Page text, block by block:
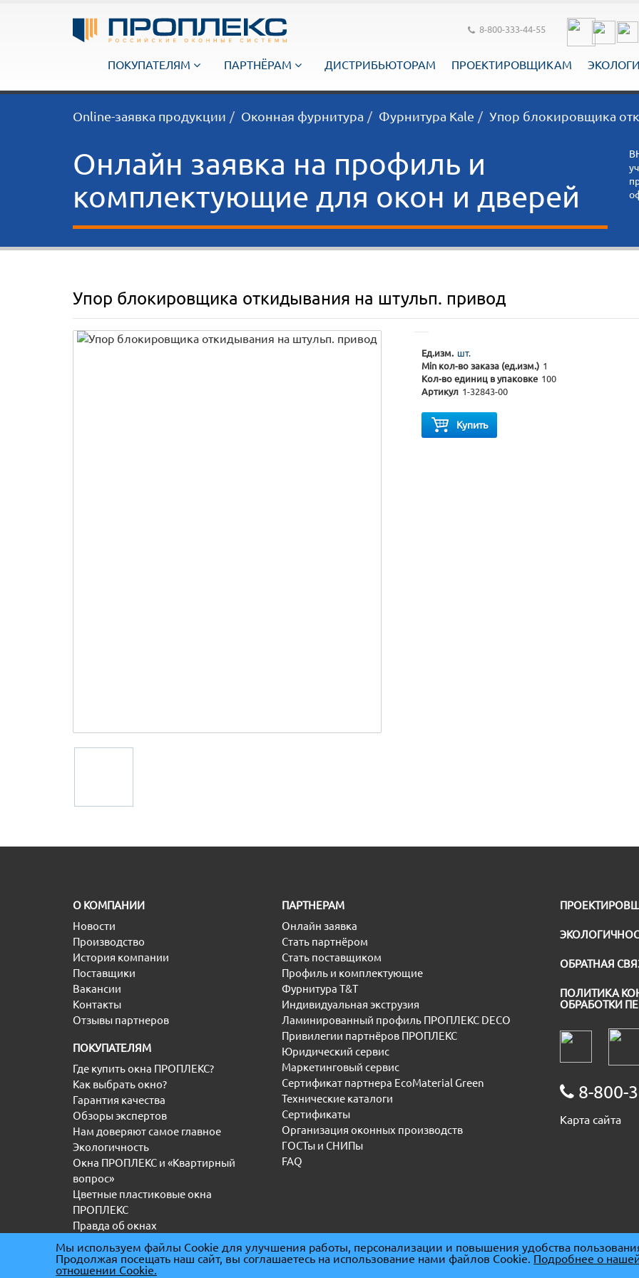
8-800-333-44-55
ПОКУПАТЕЛЯМ ПАРТНЁРАМ ДИСТРИБЬЮТОРАМ ПРОЕКТИРОВЩИКАМ
Online-заявка продукции Оконная фурнитура Фурнитура Kale Упор блокировщика
Онлайн заявка на профиль и
комплектующие для окон и дверей
Упор блокировщика откидывания на штульп. привод
Ед.изм. шт.
Min кол-во заказа (ед.изм.) 1
Кол-во единиц в упаковке 100
Артикул 1-32843-00
Купить
O КОМПАНИИ
Новости
Производство
История компании
Поставщики
Вакансии
Контакты
Отзывы партнеров
ПОКУПАТЕЛЯМ
Где купить окна ПРОПЛЕКС?
Как выбрать окно?
Гарантия качества
Обзоры экспертов
Нам доверяют самое главное
Экологичность
Окна ПРОПЛЕКС и «Квартирный
вопрос»
Цветные пластиковые окна
ПРОПЛЕКС
Правда об окнах
ПАРТНЕРАМ
Онлайн заявка
Стать партнёром
Стать поставщиком
Профиль и комплектующие
Фурнитура T&T
Индивидуальная экструзия
Ламинированный профиль ПРОПЛЕКС DECO
Привилегии партнёров ПРОПЛЕКС
Юридический сервис
Маркетинговый сервис
Сертификат партнера EcoMaterial Green
Технические каталоги
Сертификаты
Организация оконных производств
ГОСТы и СНИПы
FAQ
ОБРАТНАЯ
ПОЛИТИКА
ОБРАБОТКИ
8-800-
Карта сайта
(С) “ООО” ТД ПРОПЛЕКС 2000-2026|ИНН 5036091667|ОГРН 1085074007930| ОКПО 86678094
Мы используем файлы Cookie для улучшения работы, персонализации и повышения удобства
Продолжая посещать наш сайт, вы соглашаетесь на использование нами файлов Cookie. Подробнее о
отношении Cookie.